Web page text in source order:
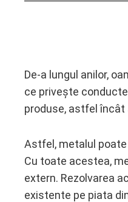
De-a lungul anilor,
ce privește
produse, astfel încât
Astfel, metalul
Cu toate acestea,
extern. Rezolvarea
existente pe piata